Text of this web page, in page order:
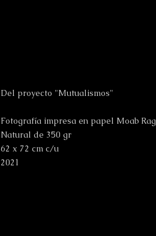
Del proyecto "Mutualismos"
Fotografía impresa en papel Moab Rag
Natural de 350 gr
62 x 72 cm c/u
2021